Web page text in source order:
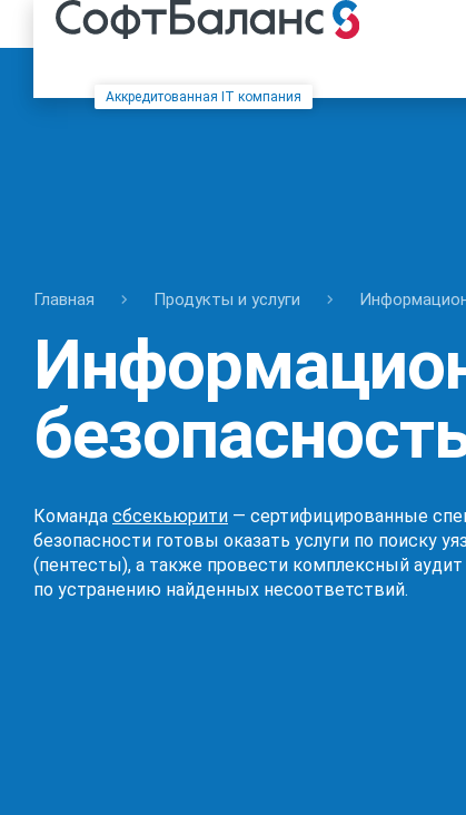
Аккредитованная IT компания
Главная Продукты и услуги
Команда сбсекьюрити — сертифицированные
безопасности готовы оказать услуги по поиску
(пентесты), а также провести комплексный
по устранению найденных несоответствий.